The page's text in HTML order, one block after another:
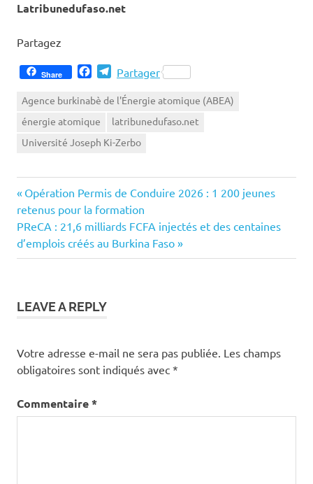
Latribunedufaso.net
Partagez
Share FacebookTelegram
Partager
Agence burkinabè de l'Énergie atomique (ABEA)
énergie atomique
latribunedufaso.net
Université Joseph Ki-Zerbo
Navigation
de
l’article
Previous
Post:
Opération Permis de Conduire 2026 : 1 200 jeunes
retenus pour la formation
Next
Post:
PReCA : 21,6 milliards FCFA injectés et des centaines
d’emplois créés au Burkina Faso
LEAVE A REPLY
Votre adresse e-mail ne sera pas publiée. Les champs
obligatoires sont indiqués avec *
Commentaire*